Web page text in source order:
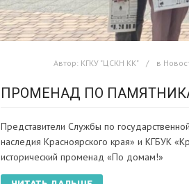
Автор: КГКУ "ЦСКН КК" в
ПРОМЕНАД ПО
Представители Службы по
наследия Красноярского края» и КГБУК
исторический променад «По домам!»